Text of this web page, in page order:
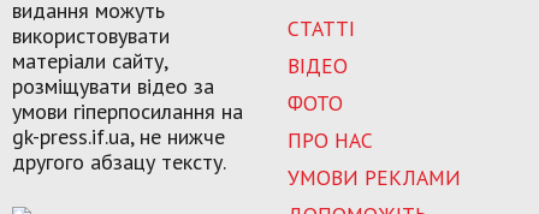
СТАТТІ
ВІДЕО
ФОТО
ПРО НАС
УМОВИ РЕКЛАМИ
видання можуть
використовувати
матеріали сайту,
розміщувати відео за
умови гіперпосилання на
gk-press.if.ua, не нижче
другого абзацу тексту.